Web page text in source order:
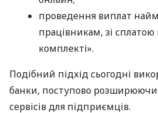
проведення виплат
працівникам, зі сплатою
комплекті».
Подібний підхід сьогодні
банки, поступово
сервісів для підприємців.